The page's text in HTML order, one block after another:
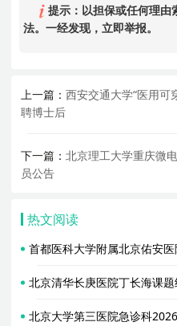
提示：以担保或任何理由
法。一经发现，立即举报。
上一篇：西安交通大学“医用可
聘博士后
下一篇：北京理工大学重庆微
员公告
热文阅读
首都医科大学附属北京佑安
北京清华长庚医院丁长海课
北京大学第三医院急诊科